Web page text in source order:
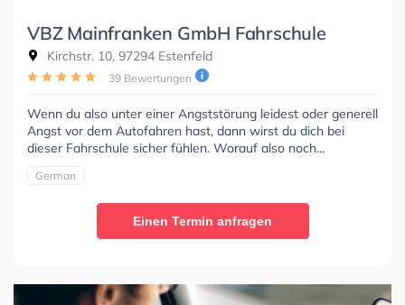
VBZ Mainfranken GmbH Fahrschule
Kirchstr. 10, 97294 Estenfeld
39 Bewertungen
Wenn du also unter einer Angststörung leidest oder generell
Angst vor dem Autofahren hast, dann wirst du dich bei
dieser Fahrschule sicher fühlen. Worauf also noch...
German
Einen Termin anfragen